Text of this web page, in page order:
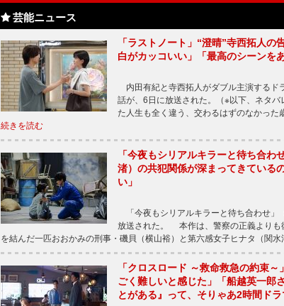
芸能ニュース
「ラストノート」“澄晴”寺西拓人
白がカッコいい」「最高のシーンを
内田有紀と寺西拓人がダブル主演するド
話が、6日に放送された。（※以下、ネタ
た人生も全く違う、交わるはずのなかっ
続きを読む
「今夜もシリアルキラーと待ち合
渚）の共犯関係が深まってきている
い」
「今夜もシリアルキラーと待ち合わせ」
放送された。 本作は、警察の正義よりも
を結んだ一匹おおかみの刑事・磯貝（横山裕）と第六感女子ヒナタ（関
「クロスロード ～救命救急の約束
ごく難しいと感じた」「船越英一郎
とがある』って、そりゃあ2時間ドラ